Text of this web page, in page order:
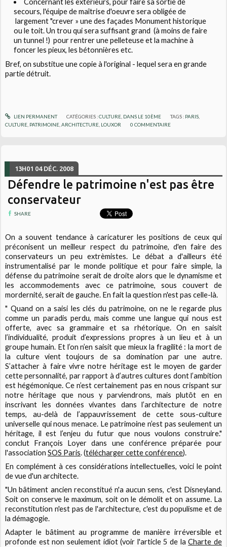
Concernant les extérieurs, pour faire sa sortie de
secours, l'équipe de maîtrise d'oeuvre sera obligée de
largement "crever » une des façades Monument historique
ou le toit. Un trou qui sera suffisant grand (à moins de faire
un tunnel !) pour rentrer une pelleteuse et la machine à
foncer les pieux, les bétonnières etc.
Bref, on substitue une copie à l'original - lequel sera en grande
partie détruit.
LIEN PERMANENT CATÉGORIES :CULTURE, DANS LE 10ÈME TAGS : PARIS
CULTURE PATRIMOINE ,ARCHITECTURE LOUXOR 0 COMMENTAIRE
13H01 04 DÉC. 2008
Défendre le patrimoine n'est pas être
conservateur
SHARE
On a souvent tendance à caricaturer les positions de ceux qui
préconisent un meilleur respect du patrimoine, d'en faire des
conservateurs un peu extrèmistes. Le débat a d'ailleurs été
instrumentalisé par le monde politique et pour faire simple, la
défense du patrimoine serait de droite alors que le dynamisme et
les accommodements avec ce patrimoine, sous couvert de
mordernité, serait de gauche. En fait la question n'est pas celle-là.
" Quand on a saisi les clés du patrimoine, on ne le regarde plus
comme un paradis perdu, mais comme une langue qui nous est
offerte, avec sa grammaire et sa rhétorique. On en saisit
l’individualité, produit d’expressions propres à un lieu et à un
groupe humain. Et l’on n’en saisit que mieux la fragilité : la mort de
la culture vient toujours de sa domination par une autre.
S’attacher à faire vivre notre héritage est le moyen de garder
cette personnalité, par rapport à d’autres cultures dont l’ambition
est hégémonique. Ce n’est certainement pas en nous crispant sur
notre héritage que nous y parviendrons, mais plutôt en en
inscrivant les données vivantes dans l’architecture de notre
temps, au-delà de l’appauvrissement de cette sous-culture
universelle qui nous menace. Le patrimoine n’est pas seulement un
héritage, il est l’enjeu du futur que nous voulons construire."
conclut François Loyer dans une conférence préparée pour
l'associationSOS Paris. (télécharger cette conférence).
En complément à ces considérations intellectuelles, voici le point
de vue d'un architecte.
"Un bâtiment ancien reconstitué n'a aucun sens, c'est Disneyland.
Soit on conserve le maximum, soit on le démolit et on assume. La
reconstitution n'est pas de l'architecture, c'est du populisme et de
la démagogie.
Adapter le bâtiment au programme de manière irréversible et
profonde est non seulement idiot (voir l'article 5 de laCharte de